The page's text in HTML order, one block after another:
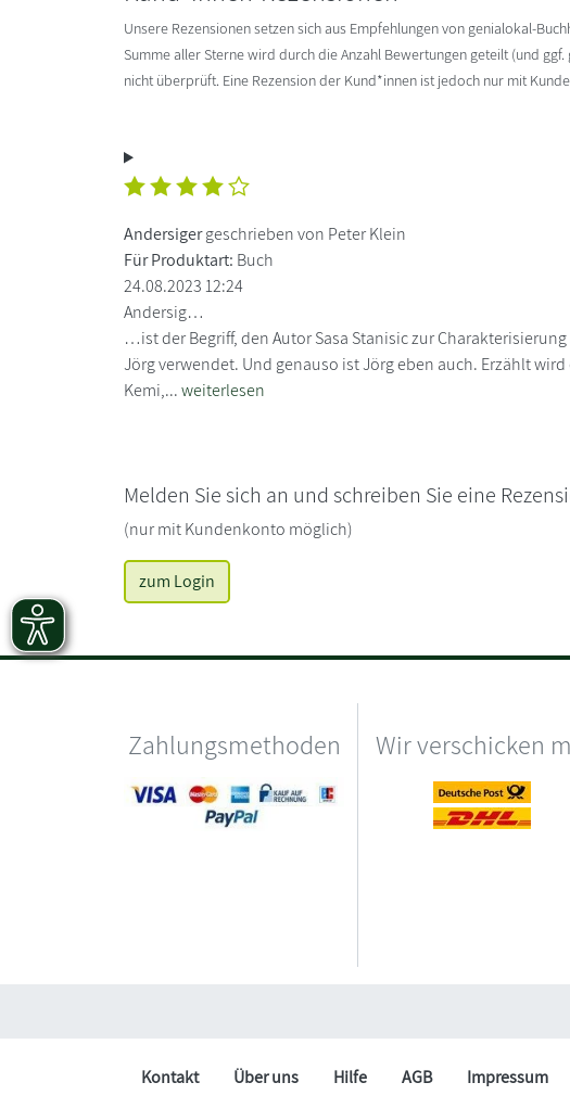
Unsere Rezensionen setzen sich aus Empfehlungen von genialokal-
Summe aller Sterne wird durch die Anzahl Bewertungen geteilt (und
nicht überprüft. Eine Rezension der Kund*innen ist jedoch nur mit
Andersigergeschrieben von Peter Klein
Für Produktart: Buch
24.08.2023 12:24
Andersig…
…ist der Begriff, den Autor Sasa Stanisic zur
Jörg verwendet. Und genauso ist Jörg eben auch. Erzählt
Kemi,...weiterlesen
Melden Sie sich an und schreiben Sie eine
(nur mit Kundenkonto möglich)
zum Login
Zahlungsmethoden Wir verschicken
Kontakt Über uns Hilfe AGB Impressum